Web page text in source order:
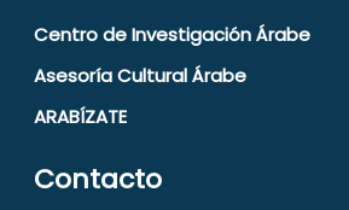
Centro de Investigación Árabe
Asesoría Cultural Árabe
ARABÍZATE
Contacto